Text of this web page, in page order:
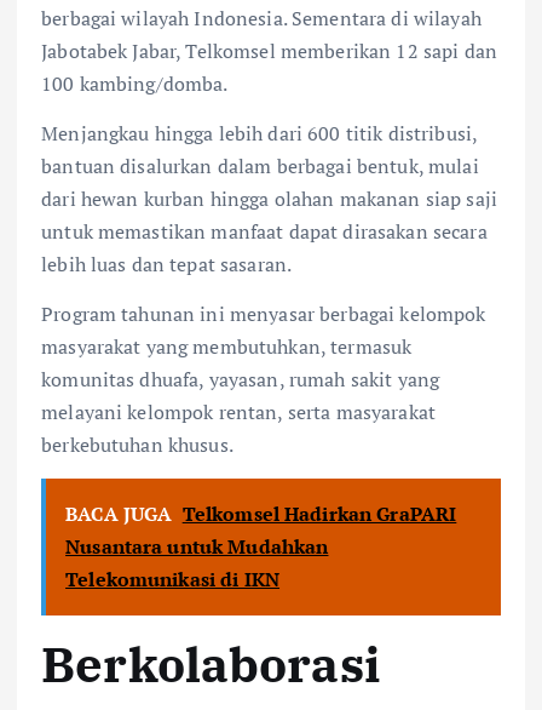
berbagai wilayah Indonesia. Sementara di wilayah
Jabotabek Jabar, Telkomsel memberikan 12 sapi dan
100 kambing/domba.
Menjangkau hingga lebih dari 600 titik distribusi,
bantuan disalurkan dalam berbagai bentuk, mulai
dari hewan kurban hingga olahan makanan siap saji
untuk memastikan manfaat dapat dirasakan secara
lebih luas dan tepat sasaran.
Program tahunan ini menyasar berbagai kelompok
masyarakat yang membutuhkan, termasuk
komunitas dhuafa, yayasan, rumah sakit yang
melayani kelompok rentan, serta masyarakat
berkebutuhan khusus.
BACA JUGA Telkomsel Hadirkan GraPARI
Nusantara untuk Mudahkan
Telekomunikasi di IKN
Berkolaborasi